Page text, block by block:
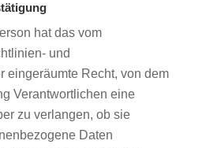
hat das vom
und
eingeräumte Recht, von dem
Verantwortlichen eine
zu verlangen, ob sie
Daten